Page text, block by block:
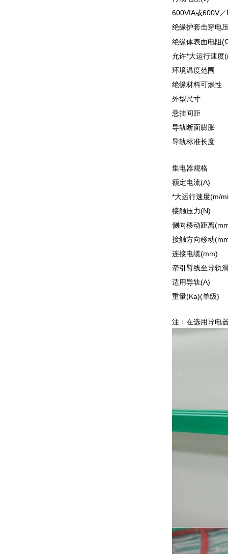
600VIA或600V／
绝缘护套击穿电
绝缘体表面电阻
允许*大运行速度
环境温度范围
绝缘材料可燃性
外型尺寸
悬挂间距
导轨断面膨胀
导轨标准长度
集电器规格
额定电流(A)
*大运行速度(m/
接触压力(N)
侧向移动距离
接触方向移动
连接电缆(mm)
牵引臂线至导轨
适用导轨(A)
重量(Ka)(单级)
注：在选用导电